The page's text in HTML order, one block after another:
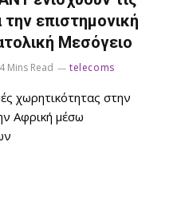
επιστημονική
Μεσόγειο
4 Mins Read telecoms
χωρητικότητας στην
Αφρική μέσω